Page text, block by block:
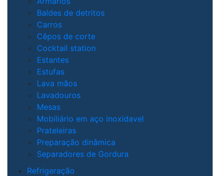
Baldes de detritos
Carros
Cêpos de corte
Cocktail station
Estantes
Estufas
Lava mãos
Lavadouros
Mesas
Mobiliário em aço inoxidavel
Prateleiras
Preparação dinâmica
Separadores de Gordura
Refrigeração